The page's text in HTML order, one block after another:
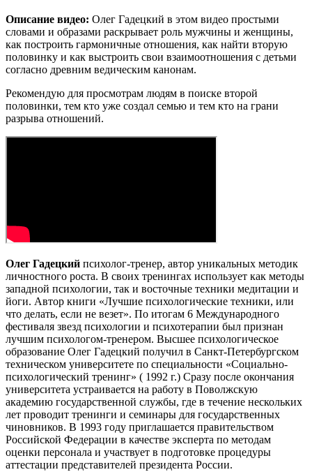
Описание видео: Олег Гадецкий в этом видео простыми
словами и образами раскрывает роль мужчины и женщины,
как построить гармоничные отношения, как найти вторую
половинку и как выстроить свои взаимоотношения с детьми
согласно древним ведическим канонам.
Рекомендую для просмотрам людям в поиске второй
половинки, тем кто уже создал семью и тем кто на грани
разрыва отношений.
Олег Гадецкий психолог-тренер, автор уникальных методик
личностного роста. В своих тренингах использует как методы
западной психологии, так и восточные техники медитации и
йоги. Автор книги «Лучшие психологические техники, или
что делать, если не везет». По итогам 6 Международного
фестиваля звезд психологии и психотерапии был признан
лучшим психологом-тренером. Высшее психологическое
образование Олег Гадецкий получил в Санкт-Петербургском
техническом университете по специальности «Социально-
психологический тренинг» ( 1992 г.) Сразу после окончания
университета устраивается на работу в Поволжскую
академию государственной службы, где в течение нескольких
лет проводит тренинги и семинары для государственных
чиновников. В 1993 году приглашается правительством
Российской Федерации в качестве эксперта по методам
оценки персонала и участвует в подготовке процедуры
аттестации представителей президента России.